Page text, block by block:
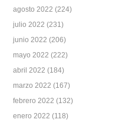
agosto 2022 (224)
julio 2022 (231)
junio 2022 (206)
mayo 2022 (222)
abril 2022 (184)
marzo 2022 (167)
febrero 2022 (132)
enero 2022 (118)